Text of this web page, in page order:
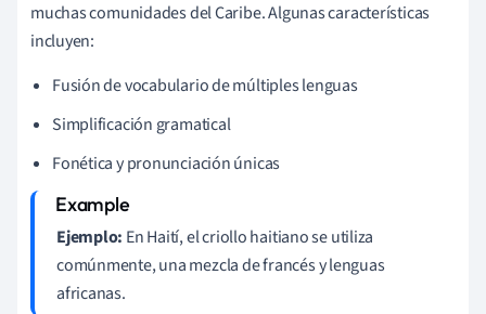
muchas comunidades del Caribe. Algunas características
incluyen:
Fusión de vocabulario de múltiples lenguas
Simplificación gramatical
Fonética y pronunciación únicas
Ejemplo: En Haití, el criollo haitiano se utiliza
comúnmente, una mezcla de francés y lenguas
africanas.